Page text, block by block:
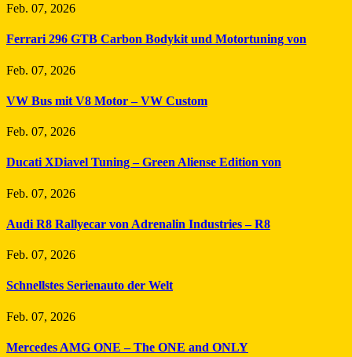
Feb. 07, 2026
Ferrari 296 GTB Carbon Bodykit und Motortuning von
Feb. 07, 2026
VW Bus mit V8 Motor – VW Custom
Feb. 07, 2026
Ducati XDiavel Tuning – Green Aliense Edition von
Feb. 07, 2026
Audi R8 Rallyecar von Adrenalin Industries – R8
Feb. 07, 2026
Schnellstes Serienauto der Welt
Feb. 07, 2026
Mercedes AMG ONE – The ONE and ONLY